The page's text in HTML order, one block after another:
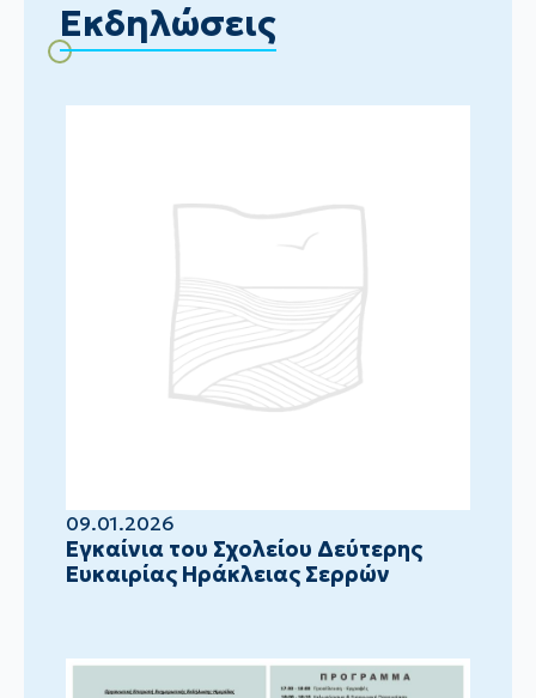
Εκδηλώσεις
09.01.2026
Eγκαίνια του Σχολείου Δεύτερης
Ευκαιρίας Ηράκλειας Σερρών